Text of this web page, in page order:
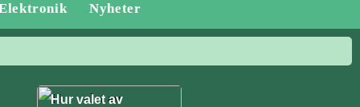
Nyheter
Hur valet av